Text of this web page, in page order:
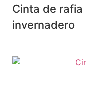
Cinta de
invernadero